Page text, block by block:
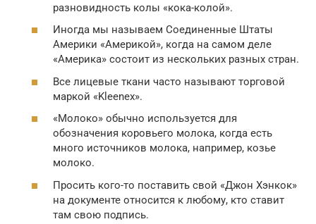
разновидность колы «кока-колой».
Иногда мы называем Соединенные Штаты
Америки «Америкой», когда на самом деле
«Америка» состоит из нескольких разных стран.
Все лицевые ткани часто называют торговой
маркой «Kleenex».
«Молоко» обычно используется для
обозначения коровьего молока, когда есть
много источников молока, например, козье
молоко.
Просить кого-то поставить свой «Джон Хэнкок»
на документе относится к любому, кто ставит
там свою подпись.